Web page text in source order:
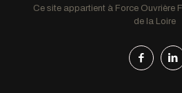
Ce site appartient à Force Ouvrière
de la Loire